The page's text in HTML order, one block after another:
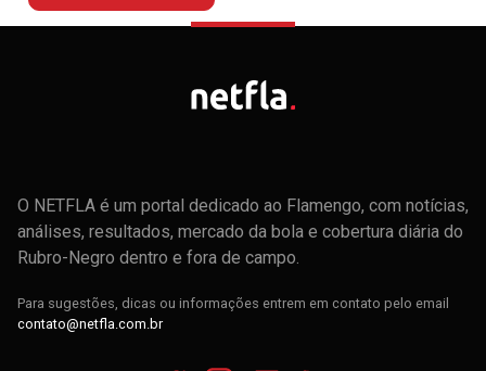
O NETFLA é um portal dedicado ao Flamengo, com notícias,
análises, resultados, mercado da bola e cobertura diária do
Rubro-Negro dentro e fora de campo.
Para sugestões, dicas ou informações entrem em contato pelo email
contato@netfla.com.br